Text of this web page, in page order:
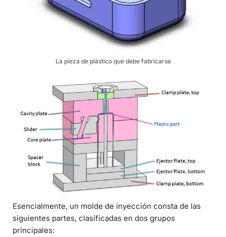
La pieza de plástico que debe fabricarse
Esencialmente, un molde de inyección consta de las
siguientes partes, clasificadas en dos grupos
principales: